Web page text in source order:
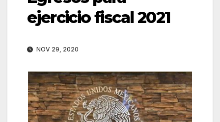
ejercicio fiscal 2021
NOV 29, 2020